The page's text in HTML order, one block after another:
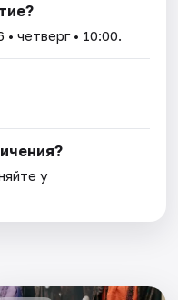
• четверг • 10:00.
у